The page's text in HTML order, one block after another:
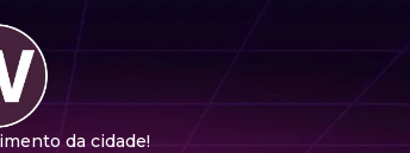
da cidade!